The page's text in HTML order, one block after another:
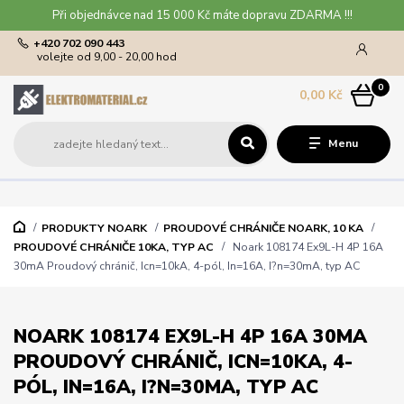
Při objednávce nad 15 000 Kč máte dopravu ZDARMA !!!
Menu
+420 702 090 443
volejte od 9,00 - 20,00 hod
0
0,00 Kč
PRODUKTY NOARK
PROUDOVÉ CHRÁNIČE NOARK, 10 KA
PROUDOVÉ CHRÁNIČE 10KA, TYP AC
Noark 108174 Ex9L-H 4P 16A
30mA Proudový chránič, Icn=10kA, 4-pól, In=16A, I?n=30mA, typ AC
NOARK 108174 EX9L-H 4P 16A 30MA
PROUDOVÝ CHRÁNIČ, ICN=10KA, 4-
PÓL, IN=16A, I?N=30MA, TYP AC